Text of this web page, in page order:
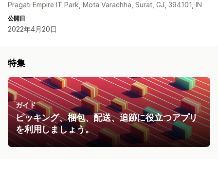
Pragati Empire IT Park, Mota Varachha, Surat, GJ, 394101, IN
公開日
2022年4月20日
特集
ガイド
ピッキング、梱包、配送、追跡に役立つアプリ
を利用しましょう。